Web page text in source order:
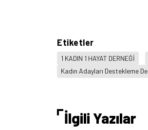
Etiketler
1 KADIN 1 HAYAT DERNEĞİ
Kadın Adayları Destekleme
İlgili Yazılar